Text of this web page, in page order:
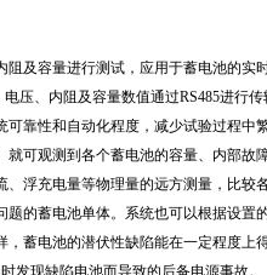
及容量进行测试，应用于蓄电池的实
压、内阻及容量数值通过RS485进行传
靠性和自动化程度，减少试验过程中
可观测到各个蓄电池的容量、内部故
浮充电量等物理量的远方测量，比较
的蓄电池单体。系统也可以根据设置
蓄电池的潜伏性缺陷能在一定程度上
发现缺陷电池而导致的后备电源事故。